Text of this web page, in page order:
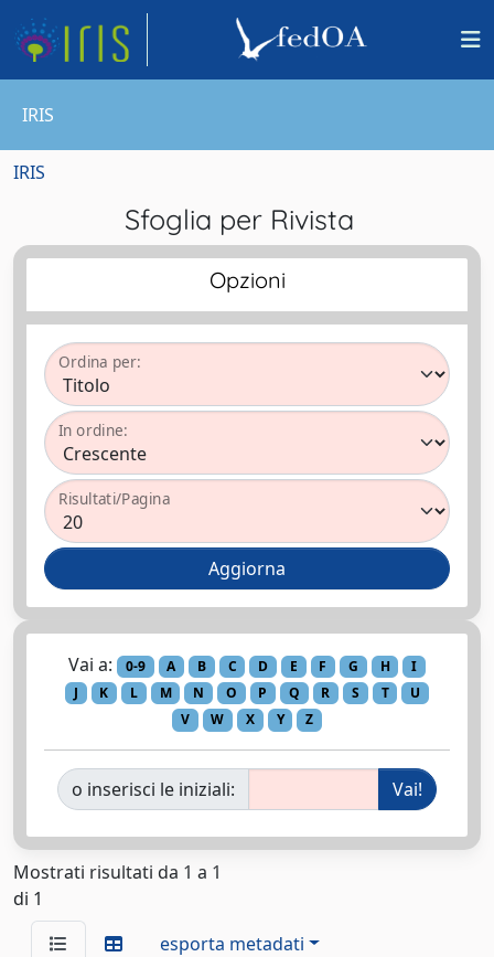
IRIS
IRIS
Sfoglia per Rivista
Opzioni
Ordina per:
In ordine:
Risultati/Pagina
Vai a: 0-9 A B C D E F G H
I
J
K L M N O P Q R S T
U
V
W X Y Z
o inserisci le iniziali:
Mostrati risultati da 1 a 1
di 1
esporta metadati